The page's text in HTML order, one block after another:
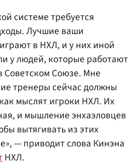
системе требуется
Лучшие ваши
в НХЛ, и у них иной
у людей, которые работают
Советском Союзе. Мне
тренеры сейчас должны
мыслят игроки НХЛ. Их
и мышление энхаэловцев
вытягивать из этих
— приводит слова Кинэна
НХЛ.